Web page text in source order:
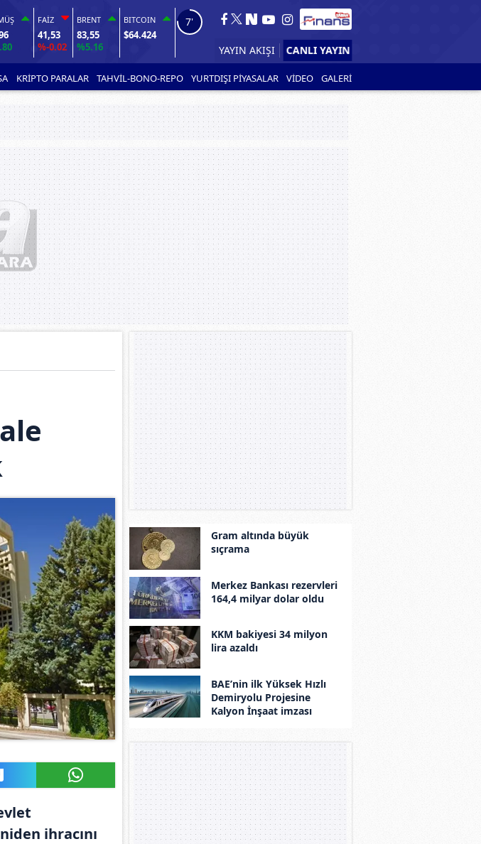
FAİZ
41,53
%-0.02
BRENT
83,55
%5.16
BITCOIN
$64.424
5'
YAYIN AKIŞI CANLI YAYIN
KRİPTO PARALAR TAHVİL-BONO-REPO YURTDIŞI PİYASALAR VİDEO GALERİ
ihracını
Gram altında büyük
sıçrama
Merkez Bankası rezervleri
164,4 milyar dolar oldu
KKM bakiyesi 34 milyon
lira azaldı
BAE’nin ilk Yüksek Hızlı
Demiryolu Projesine
Kalyon İnşaat imzası